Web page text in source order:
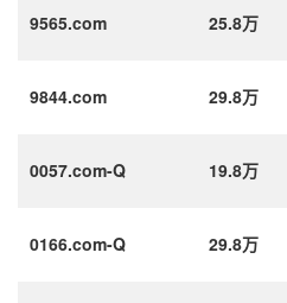
9565.com 25.8万
9844.com 29.8万
0057.com-Q 19.8万
0166.com-Q 29.8万